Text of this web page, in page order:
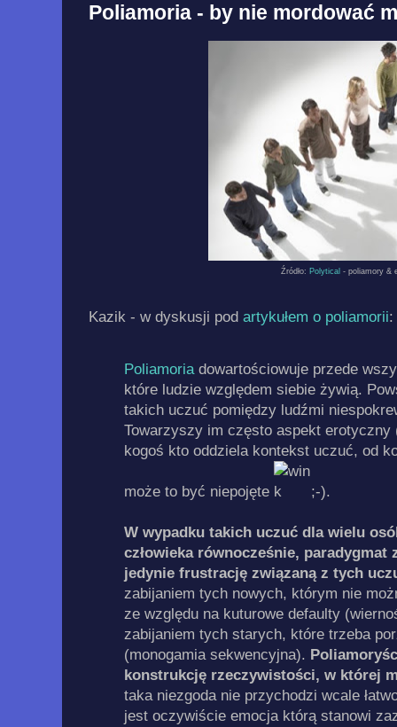
Poliamoria - by nie mordować
Źródło: Polytical - poliamory &
Kazik - w dyskusji pod artykułem o poliamorii:
Poliamoriadowartościowuje przede
które ludzie względem siebie żywią.
takich uczuć pomiędzy ludźmi
Towarzyszy im często aspekt erotyczny
kogoś kto oddziela kontekst uczuć, od
może to być niepojęte ;-).
W wypadku takich uczuć dla wielu
człowieka równocześnie,
jedynie frustrację związaną z tych
zabijaniem tych nowych, którym nie
ze względu na kuturowe defaulty
zabijaniem tych starych, które trzeba
(monogamia sekwencyjna).
konstrukcję rzeczywistości, w której
taka niezgoda nie przychodzi wcale
jest oczywiście emocja którą stanowi